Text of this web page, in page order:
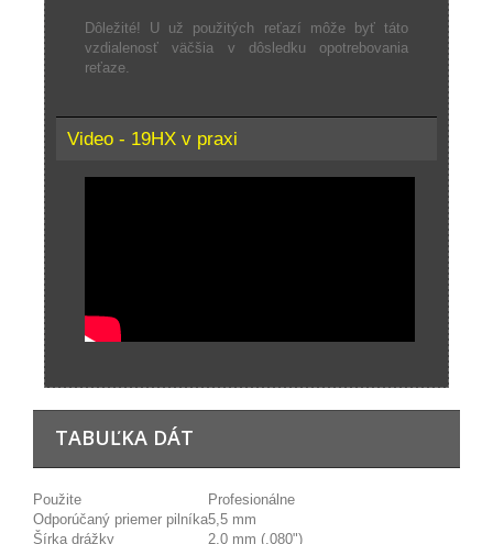
Dôležité!
U už použitých reťazí môže byť táto
vzdialenosť väčšia v dôsledku opotrebovania
reťaze.
Video - 19HX v praxi
TABUĽKA DÁT
Použite
Profesionálne
Odporúčaný priemer pilníka5,5 mm
Šírka drážky
2,0 mm (.080")